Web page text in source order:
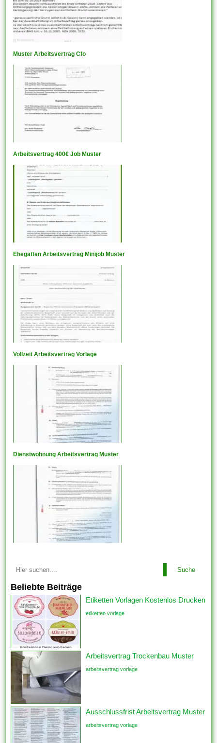
Muster Arbeitsvertrag Cfo
Arbeitsvertrag 400€ Job Muster
Ehegatten Arbeitsvertrag Minijob Muster
Vollzeit Arbeitsvertrag Vorlage
Dienstwohnung Arbeitsvertrag Muster
Suche
Beliebte Beiträge
Etiketten Vorlagen Kostenlos Drucken
etiketten vorlage
Arbeitsvertrag Trockenbau Muster
arbeitsvertrag vorlage
Ausschlussfrist Arbeitsvertrag Muster
arbeitsvertrag vorlage